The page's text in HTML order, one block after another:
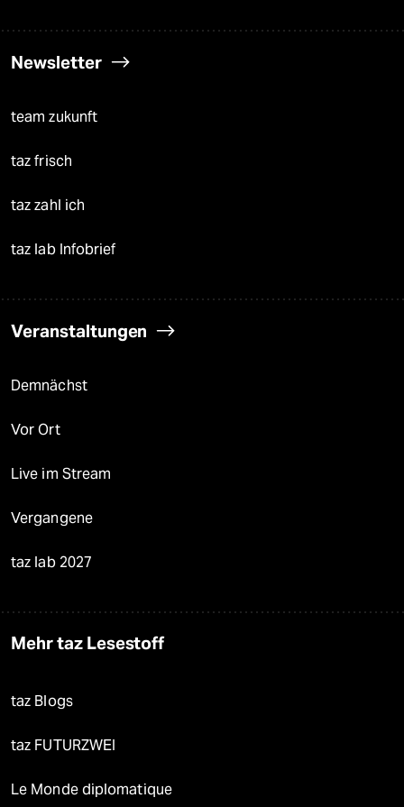
Newsletter
team zukunft
taz frisch
taz zahl ich
taz lab Infobrief
Veranstaltungen
Demnächst
Vor Ort
Live im Stream
Vergangene
taz lab 2027
Mehr taz Lesestoff
taz Blogs
taz FUTURZWEI
Le Monde diplomatique